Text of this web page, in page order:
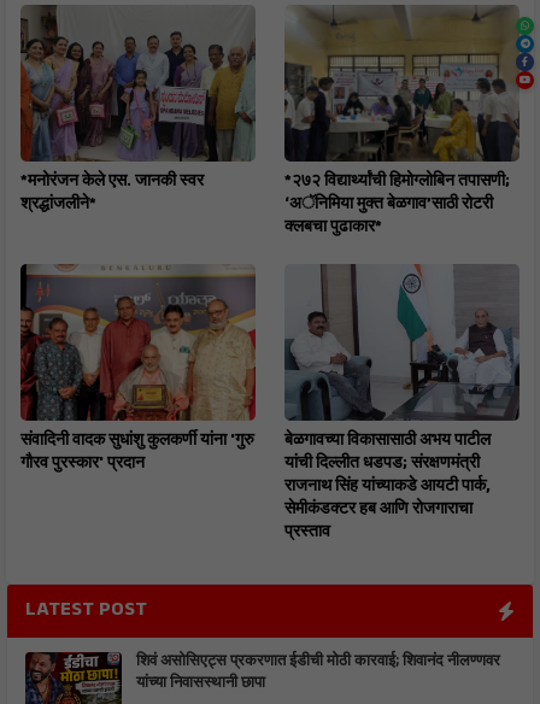
*मनोरंजन केले एस. जानकी स्वर
श्रद्धांजलीने*
*२७२ विद्यार्थ्यांची हिमोग्लोबिन तपासणी;
‘अॅनिमिया मुक्त बेळगाव’साठी रोटरी
क्लबचा पुढाकार*
संवादिनी वादक सुधांशु कुलकर्णी यांना 'गुरु
गौरव पुरस्कार' प्रदान
बेळगावच्या विकासासाठी अभय पाटील
यांची दिल्लीत धडपड; संरक्षणमंत्री
राजनाथ सिंह यांच्याकडे आयटी पार्क,
सेमीकंडक्टर हब आणि रोजगाराचा
प्रस्ताव
LATEST POST
शिवं असोसिएट्स प्रकरणात ईडीची मोठी कारवाई; शिवानंद नीलण्णवर
यांच्या निवासस्थानी छापा